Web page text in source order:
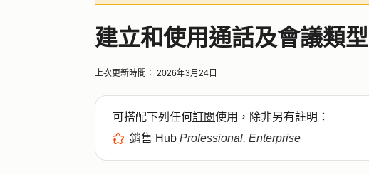
建立和使用通話及會議類型
上次更新時間： 2026年3月24日
可搭配下列任何訂閱使用，除非另有註明：
銷售 Hub Professional, Enterprise